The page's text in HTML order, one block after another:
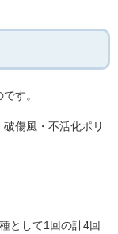
す。
傷風・不活化ポリ
として1回の計4回